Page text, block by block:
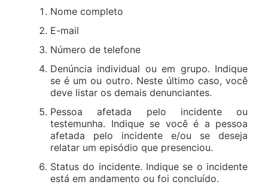
Nome completo
E-mail
Número de telefone
Denúncia individual ou em grupo. Indique
se é um ou outro. Neste último caso, você
deve listar os demais denunciantes.
Pessoa afetada pelo incidente ou
testemunha. Indique se você é a pessoa
afetada pelo incidente e/ou se deseja
relatar um episódio que presenciou.
Status do incidente. Indique se o incidente
está em andamento ou foi concluído.